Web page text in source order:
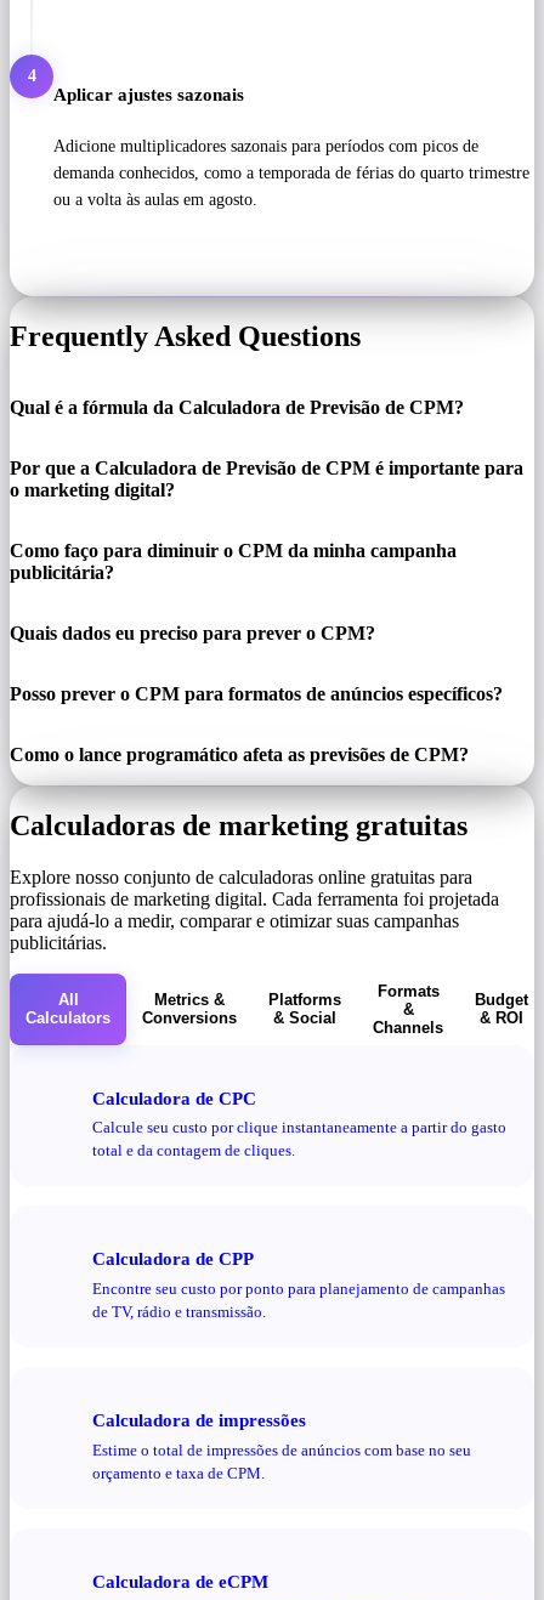
4
Aplicar ajustes sazonais
Adicione multiplicadores sazonais para períodos com picos de
demanda conhecidos, como a temporada de férias do quarto trimestre
ou a volta às aulas em agosto.
Frequently Asked Questions
Qual é a fórmula da Calculadora de Previsão de CPM?
Por que a Calculadora de Previsão de CPM é importante para
o marketing digital?
Como faço para diminuir o CPM da minha campanha
publicitária?
Quais dados eu preciso para prever o CPM?
Posso prever o CPM para formatos de anúncios específicos?
Como o lance programático afeta as previsões de CPM?
Calculadoras de marketing gratuitas
Explore nosso conjunto de calculadoras online gratuitas para
profissionais de marketing digital. Cada ferramenta foi projetada
para ajudá-lo a medir, comparar e otimizar suas campanhas
publicitárias.
All
Calculators
Metrics &
Conversions
Platforms
& Social
Formats
&
Channels
Budget
& ROI
Calculadora de CPC
Calcule seu custo por clique instantaneamente a partir do gasto
total e da contagem de cliques.
Calculadora de CPP
Encontre seu custo por ponto para planejamento de campanhas
de TV, rádio e transmissão.
Calculadora de impressões
Estime o total de impressões de anúncios com base no seu
orçamento e taxa de CPM.
Calculadora de eCPM